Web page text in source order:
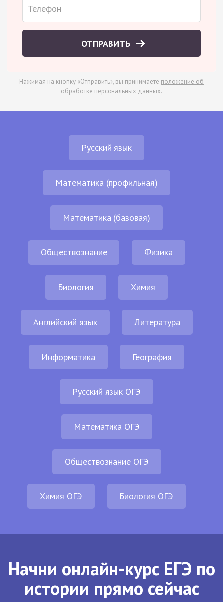
ОТПРАВИТЬ
Нажимая на кнопку «Отправить», вы принимаете положение об
обработке персональных данных.
Русский язык
Математика (профильная)
Математика (базовая)
Обществознание Физика
Биология Химия
Английский язык Литература
Информатика География
Русский язык ОГЭ
Математика ОГЭ
Обществознание ОГЭ
Химия ОГЭ Биология ОГЭ
Начни онлайн-курс ЕГЭ по
истории прямо сейчас